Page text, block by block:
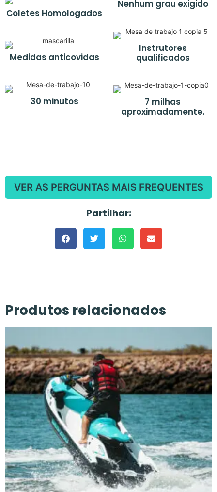
Coletes Homologados
Medidas anticovidas
30 minutos
Nenhum grau exigido
Instrutores
qualificados
7 milhas
aproximadamente.
VER AS PERGUNTAS MAIS FREQUENTES
Partilhar:
Produtos relacionados